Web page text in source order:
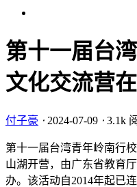
第十一届台
文化交流营
付子豪 ⋅ 2024-07-09 ⋅ 3.1k
第十一届台湾青年岭南行
山湖开营，由广东省教育
办。该活动自2014年起已